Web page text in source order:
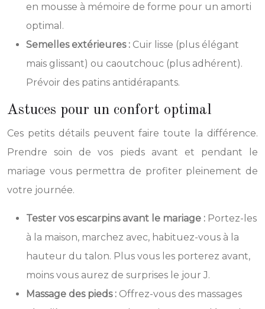
en mousse à mémoire de forme pour un amorti
optimal.
Semelles extérieures : Cuir lisse (plus élégant
mais glissant) ou caoutchouc (plus adhérent).
Prévoir des patins antidérapants.
Astuces pour un confort optimal
Ces petits détails peuvent faire toute la différence.
Prendre soin de vos pieds avant et pendant le
mariage vous permettra de profiter pleinement de
votre journée.
Tester vos escarpins avant le mariage : Portez-les
à la maison, marchez avec, habituez-vous à la
hauteur du talon. Plus vous les porterez avant,
moins vous aurez de surprises le jour J.
Massage des pieds : Offrez-vous des massages